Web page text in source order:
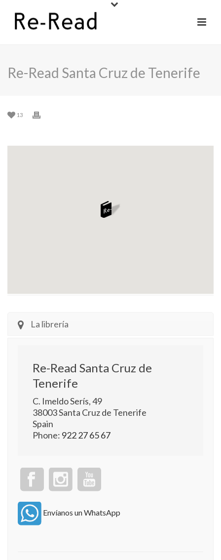
Re-Read Santa Cruz de Tenerife
13
La librería
Re-Read Santa Cruz de
Tenerife
C. Imeldo Serís, 49
38003Santa Cruz de Tenerife
Spain
Phone: 922 27 65 67
Envíanos un WhatsApp